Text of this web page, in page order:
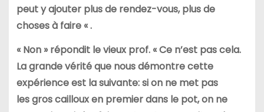
peut y ajouter plus de rendez-vous, plus de
choses à faire « .
« Non » répondit le vieux prof. « Ce n’est pas cela.
La grande vérité que nous démontre cette
expérience est la suivante: si on ne met pas
lesgros cailloux en premier dans le pot, on ne